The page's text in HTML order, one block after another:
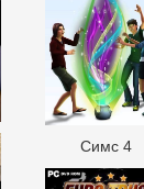
Симс 4